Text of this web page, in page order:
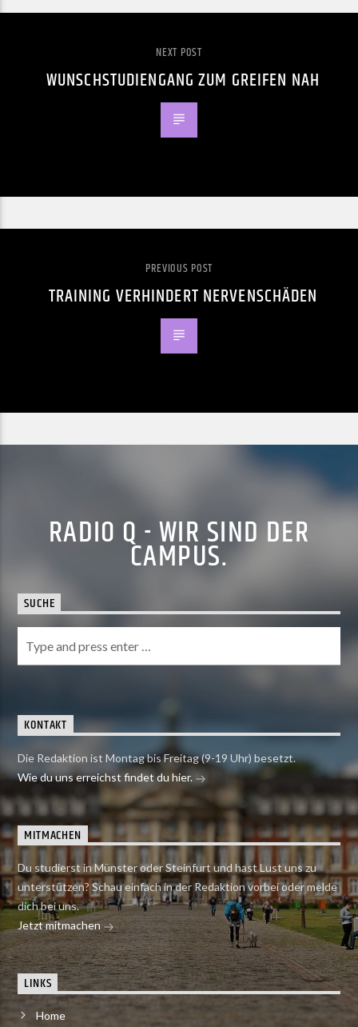
NEXT POST
WUNSCHSTUDIENGANG ZUM GREIFEN NAH
PREVIOUS POST
TRAINING VERHINDERT NERVENSCHÄDEN
RADIO Q - WIR SIND DER
CAMPUS.
SUCHE
KONTAKT
Die Redaktion ist Montag bis Freitag (9-19 Uhr) besetzt.
Wie du uns erreichst findet du hier.
MITMACHEN
Du studierst in Münster oder Steinfurt und hast Lust uns zu
unterstützen? Schau einfach in der Redaktion vorbei oder melde
dich bei uns.
Jetzt mitmachen
LINKS
Home